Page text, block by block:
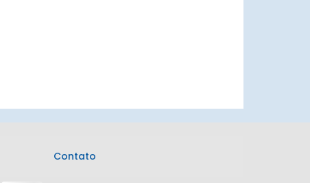
Contato